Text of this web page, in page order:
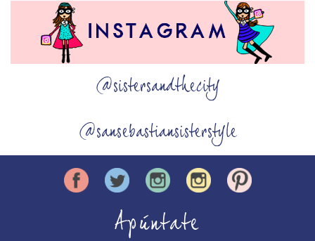
@sistersandthecity
@sansebastiansisterstyle
Apúntate